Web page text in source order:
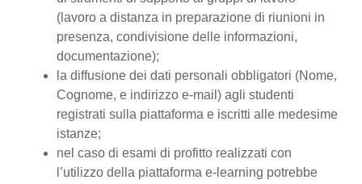
(lavoro a distanza in preparazione di riunioni in
presenza, condivisione delle informazioni,
documentazione);
la diffusione dei dati personali obbligatori (Nome,
Cognome, e indirizzo e-mail) agli studenti
registrati sulla piattaforma e iscritti alle medesime
istanze;
nel caso di esami di profitto realizzati con
l’utilizzo della piattaforma e-learning potrebbe